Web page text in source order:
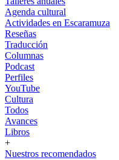
Agenda cultural
Actividades en Escaramuza
Reseñas
Traducción
Columnas
Podcast
Perfiles
YouTube
Cultura
Todos
Avances
Libros
+
Nuestros recomendados